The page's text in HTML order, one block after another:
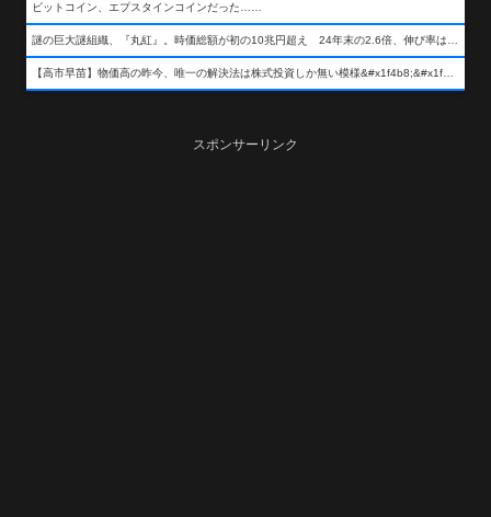
ビットコイン、エプスタインコインだった……
謎の巨大謎組織、『丸紅』。時価総額が初の10兆円超え 24年末の2.6倍、伸び率は謎組織首位
【高市早苗】物価高の昨今、唯一の解決法は株式投資しか無い模様&#x1f4b8;&#x1f4b8;&#x1f4b8;
スポンサーリンク